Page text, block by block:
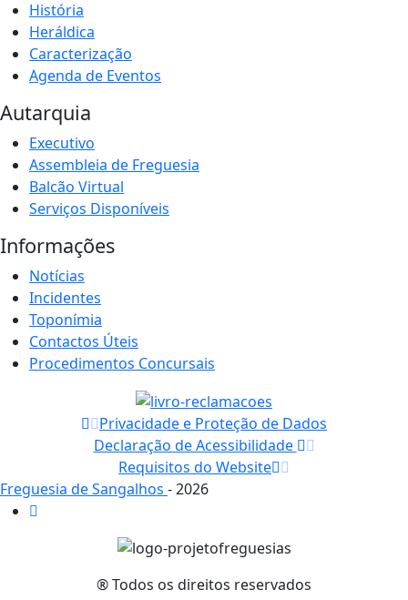
História
Heráldica
Caracterização
Agenda de Eventos
Autarquia
Executivo
Assembleia de Freguesia
Balcão Virtual
Serviços Disponíveis
Informações
Notícias
Incidentes
Toponímia
Contactos Úteis
Procedimentos Concursais
Privacidade e Proteção de Dados
Declaração de Acessibilidade
Requisitos do Website
Freguesia de Sangalhos - 2026
® Todos os direitos reservados